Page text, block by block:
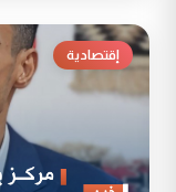
إقتصادية